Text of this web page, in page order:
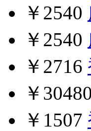
￥2540
￥2540
￥2716
￥30480
￥1507